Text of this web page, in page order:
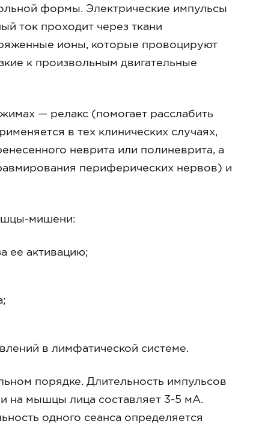
формы. Электрические импульсы
ток проходит через ткани
ионы, которые провоцируют
к произвольным двигательные
— релакс (помогает расслабить
в тех клинических случаях,
неврита или полиневрита, а
периферических нервов) и
мишени:
ее активацию;
в лимфатической системе.
порядке. Длительность импульсов
на мышцы лица составляет 3-5 мА.
одного сеанса определяется